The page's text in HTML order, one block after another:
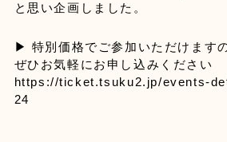
と思い企画しました。
▶︎ 特別価格でご参加いただけます
ぜひお気軽にお申し込みください
https://ticket.tsuku2.jp/events-
24